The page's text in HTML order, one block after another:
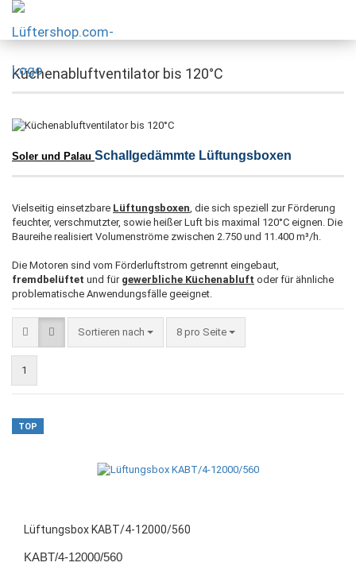
Küchenabluftventilator bis 120°C
Soler und Palau Schallgedämmte Lüftungsboxen
Vielseitig einsetzbare Lüftungsboxen , die sich speziell zur Förderung
feuchter, verschmutzter, sowie heißer Luft bis maximal 120°C eignen. Die
Baureihe realisiert Volumenströme zwischen 2.750 und 11.400 m³/h.
Die Motoren sind vom Förderluftstrom getrennt eingebaut,
fremdbelüftet und für gewerbliche Küchenabluft oder für ähnliche
problematische Anwendungsfälle geeignet.
Sortieren nach 8 pro Seite
1
TOP
Lüftungsbox KABT/4-12000/560
KABT/4-12000/560